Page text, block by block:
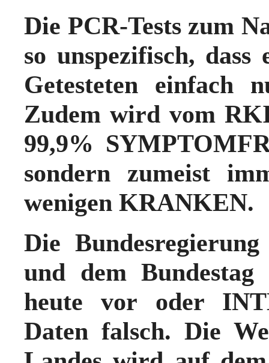
Die PCR-Tests zum
so unspezifisch,
Getesteten einfach
Zudem wird vom
99,9%
sondern zumeist
wenigen KRANKEN.
Die
und dem
heute vor oder
Daten falsch. Die